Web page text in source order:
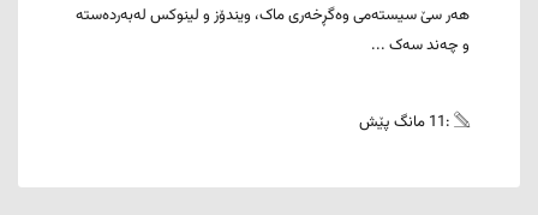
هەر سێ سیستەمی وەگڕخەری ماک، ویندۆز و لینوکس لەبەردەستە
و چەند سەک ...
:11 مانگ پێش